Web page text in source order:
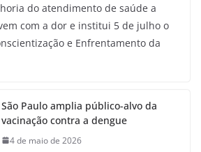
do atendimento de saúde a
com a dor e institui 5 de julho o
e Enfrentamento da
São Paulo amplia público-alvo da
vacinação contra a dengue
4 de maio de 2026